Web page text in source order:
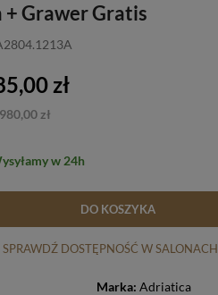
Grawer Gratis
zł
zł
w 24h
DO KOSZYKA
SPRAWDŹ DOSTĘPNOŚĆ W SALONACH
Marka: Adriatica